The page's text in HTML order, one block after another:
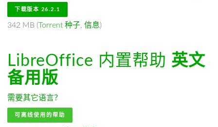
下载版本 26.2.1
342 MB (Torrent 种子, 信息)
LibreOffice 内置帮助 英文
备用版
需要其它语言？
可离线使用的帮助